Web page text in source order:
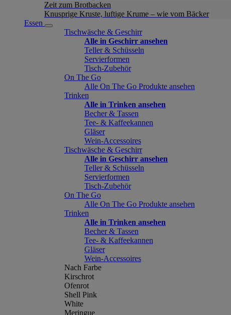
Zeit zum Brotbacken
Knusprige Kruste, luftige Krume – wie vom Bäcker
Essen
Tischwäsche & Geschirr
Alle in Geschirr ansehen
Teller & Schüsseln
Servierformen
Tisch-Zubehör
On The Go
Alle On The Go Produkte ansehen
Trinken
Alle in Trinken ansehen
Becher & Tassen
Tee- & Kaffeekannen
Gläser
Wein-Accessoires
Tischwäsche & Geschirr
Alle in Geschirr ansehen
Teller & Schüsseln
Servierformen
Tisch-Zubehör
On The Go
Alle On The Go Produkte ansehen
Trinken
Alle in Trinken ansehen
Becher & Tassen
Tee- & Kaffeekannen
Gläser
Wein-Accessoires
Nach Farbe
Kirschrot
Ofenrot
Shell Pink
White
Meringue